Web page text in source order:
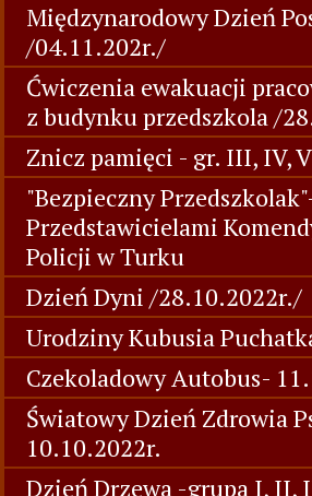
Międzynarodowy Dzień
/04.11.202r./
Ćwiczenia ewakuacji
z budynku przedszkola /
Znicz pamięci - gr. III, IV,
"Bezpieczny
Przedstawicielami
Policji w Turku
Dzień Dyni /28.10.2022r./
Urodziny Kubusia
Czekoladowy Autobus-
Światowy Dzień Zdrowia
10.10.2022r.
Dzień Drzewa -grupa I, II,